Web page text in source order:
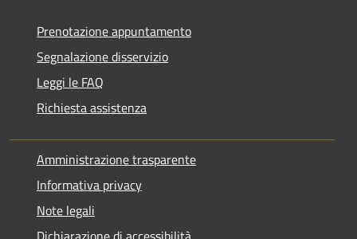
Prenotazione appuntamento
Segnalazione disservizio
Leggi le FAQ
Richiesta assistenza
Amministrazione trasparente
Informativa privacy
Note legali